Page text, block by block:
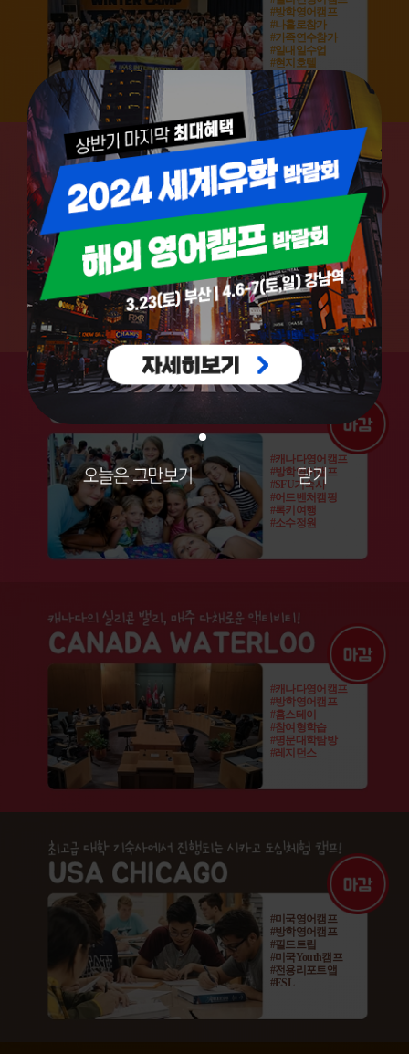
#방학영어캠프
#나홀로참가
#가족연수참가
#일대일수업
#현지호텔
#캐나다영어캠프
#방학영어캠프
#안전한환경
#영어BC주공립교사
#인텐시브수업
#케네디언버디
#캐나다영어캠프
#방학영어캠프
#SFU기숙사
#어드벤처캠핑
#록키여행
#소수정원
#캐나다영어캠프
#방학영어캠프
#홈스테이
#참여형학습
#명문대학탐방
#레지던스
#미국영어캠프
#방학영어캠프
#필드트립
#미국Youth캠프
#전용리포트앱
#ESL